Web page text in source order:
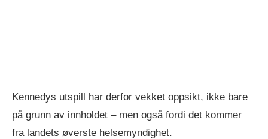
Kennedys utspill har derfor vekket oppsikt, ikke bare
på grunn av innholdet – men også fordi det kommer
fra landets øverste helsemyndighet.